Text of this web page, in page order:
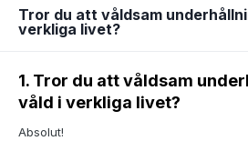
Tror du att våldsam
verkliga livet?
1. Tror du att våldsam
våld i verkliga livet?
Absolut!